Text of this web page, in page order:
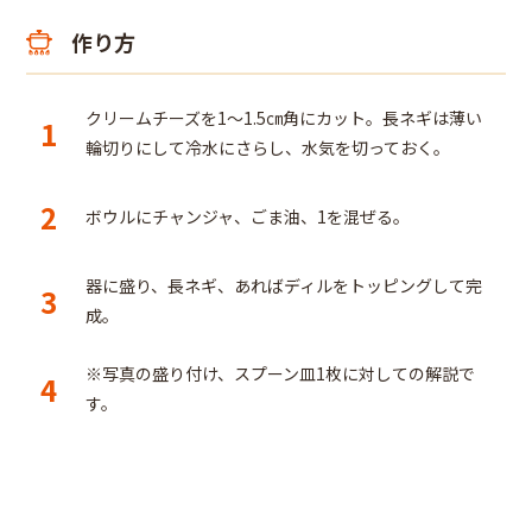
作り方
1
クリームチーズを1～1.5㎝角にカット。長ネギは薄い
輪切りにして冷水にさらし、水気を切っておく。
2 ボウルにチャンジャ、ごま油、1を混ぜる。
3
器に盛り、長ネギ、あればディルをトッピングして完
成。
4
※写真の盛り付け、スプーン皿1枚に対しての解説で
す。